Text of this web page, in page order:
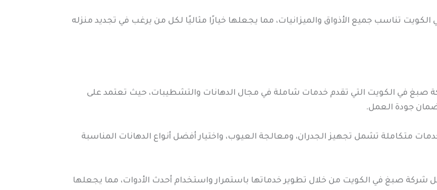
تناسب جميع الأذواق والميزانيات، مما يجعلها خيارًا مثاليًا لكل من يرغب في تجديد منزله
صبغ في الكويت التي تقدم خدمات شاملة في مجال الدهانات والتشطيبات، حيث تعتمد على
جودة العمل.
متكاملة تشمل تجهيز الجدران، ومعالجة العيوب، واختيار أفضل أنواع الدهانات المناسبة
صبغ في الكويت من خلال تطوير خدماتها باستمرار واستخدام أحدث الأدوات، مما يجعلها